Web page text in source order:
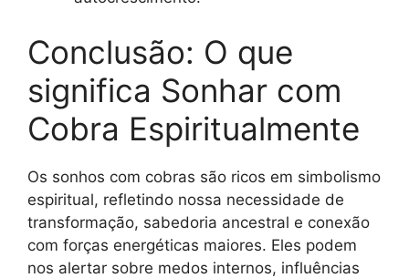
Conclusão: O que
significa Sonhar com
Cobra Espiritualmente
Os sonhos com cobras são ricos em simbolismo
espiritual, refletindo nossa necessidade de
transformação, sabedoria ancestral e conexão
com forças energéticas maiores. Eles podem
nos alertar sobre medos internos, influências